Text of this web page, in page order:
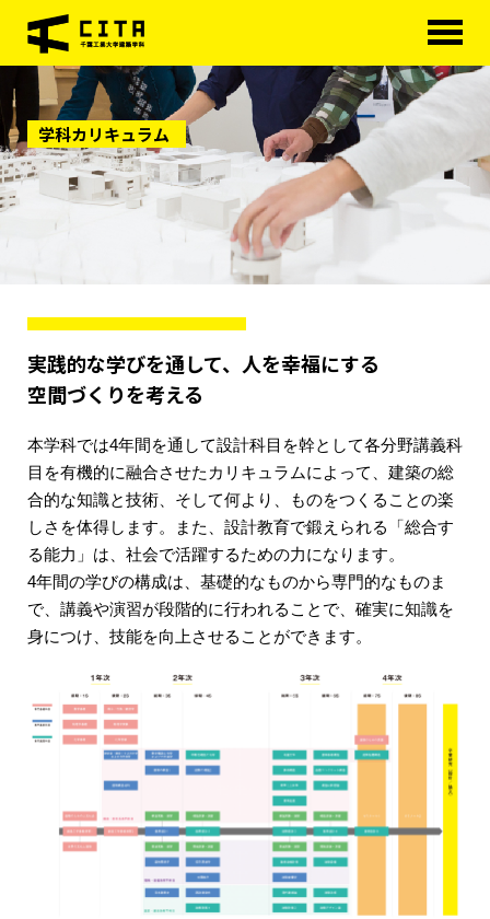
HOME
学べる分野
大学院
アクセス
学科カリキュラム
実践的な学びを通して、人を幸福にする
空間づくりを考える
本学科では4年間を通して設計科目を幹として各分野講義科
目を有機的に融合させたカリキュラムによって、建築の総
合的な知識と技術、そして何より、ものをつくることの楽
しさを体得します。また、設計教育で鍛えられる「総合す
る能力」は、社会で活躍するための力になります。
4年間の学びの構成は、基礎的なものから専門的なものま
で、講義や演習が段階的に行われることで、確実に知識を
身につけ、技能を向上させることができます。